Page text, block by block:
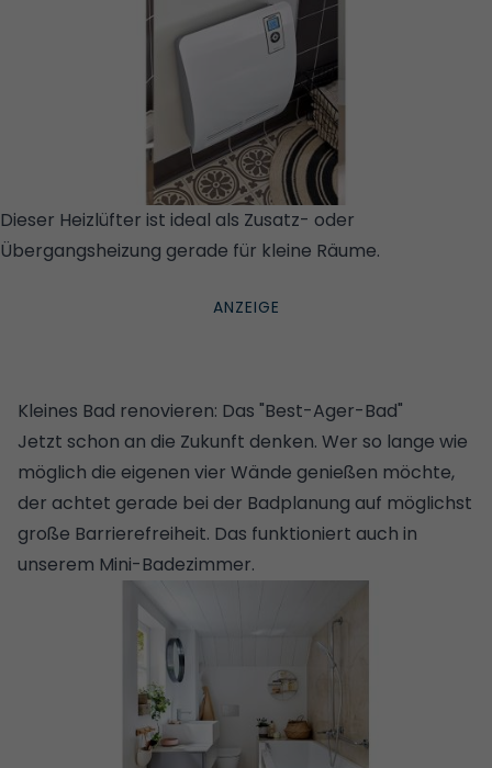
Dieser Heizlüfter ist ideal als ­Zusatz- oder
Übergangsheizung gerade für kleine Räume.
Kleines Bad renovieren: Das "Best-Ager-Bad"
Jetzt schon an die Zukunft denken. Wer so lange wie
möglich die eigenen vier Wände genießen möchte,
der achtet gerade bei der Badplanung auf möglichst
große Barrierefreiheit. Das funktioniert auch in
unserem Mini-Badezimmer.